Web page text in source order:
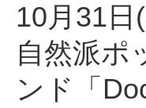
10月31
自然派ポ
ンド「